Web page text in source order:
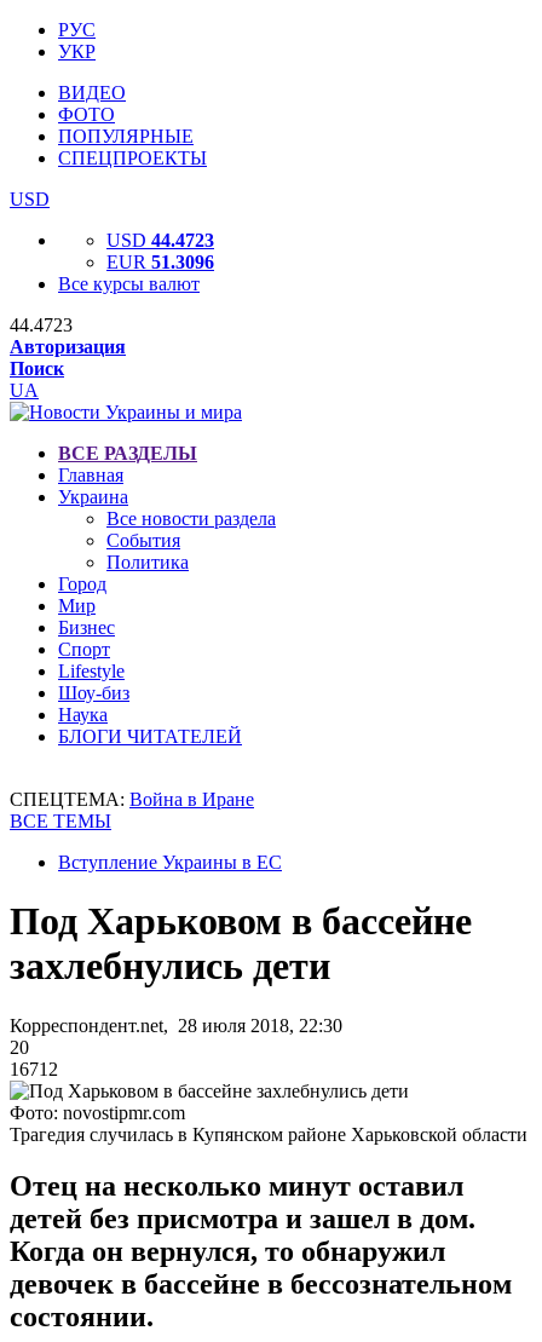
РУС
УКР
ВИДЕО
ФОТО
ПОПУЛЯРНЫЕ
СПЕЦПРОЕКТЫ
USD
USD 44.4723
EUR 51.3096
Все курсы валют
44.4723
Авторизация
Поиск
UA
ВСЕ РАЗДЕЛЫ
Главная
Украина
Все новости раздела
События
Политика
Город
Мир
Бизнес
Спорт
Lifestyle
Шоу-биз
Наука
БЛОГИ ЧИТАТЕЛЕЙ
СПЕЦТЕМА: Война в Иране
ВСЕ ТЕМЫ
Вступление Украины в ЕС
Под Харьковом в бассейне
захлебнулись дети
Корреспондент.net, 28 июля 2018, 22:30
20
16712
Фото: novostipmr.com
Трагедия случилась в Купянском районе Харьковской области
Отец на несколько минут оставил
детей без присмотра и зашел в дом.
Когда он вернулся, то обнаружил
девочек в бассейне в бессознательном
состоянии.